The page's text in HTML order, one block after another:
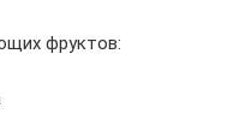
фруктов: